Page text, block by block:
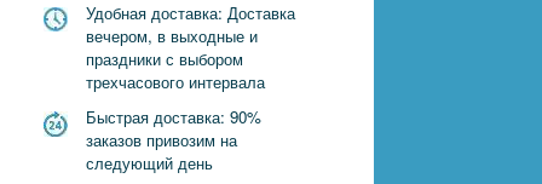
Удобная доставка: Доставка
вечером, в выходные и
праздники с выбором
трехчасового интервала
Быстрая доставка: 90%
заказов привозим на
следующий день